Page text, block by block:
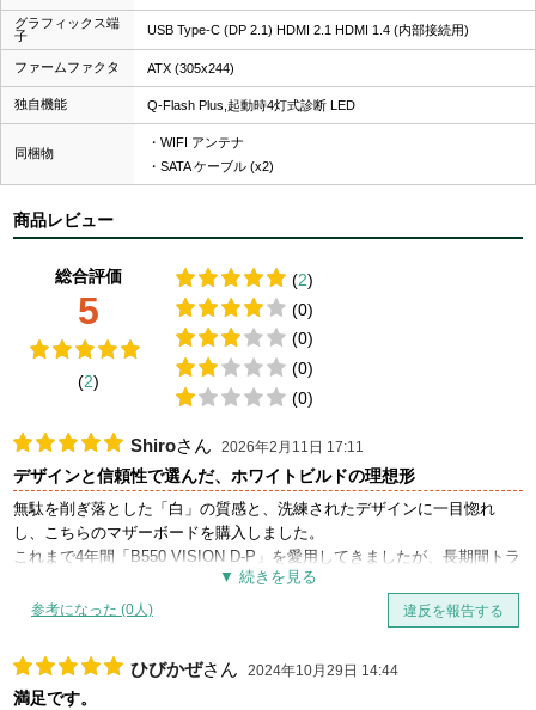
グラフィックス端
子
USB Type-C (DP 2.1) HDMI 2.1 HDMI 1.4 (内部接続用)
ファームファクタ ATX (305x244)
独自機能 Q-Flash Plus,起動時4灯式診断 LED
同梱物
・WIFI アンテナ
・SATA ケーブル (x2)
商品レビュー
総合評価
5
(2)
(2)
(0)
(0)
(0)
(0)
Shiroさん 2026年2月11日 17:11
デザインと信頼性で選んだ、ホワイトビルドの理想形
無駄を削ぎ落とした「白」の質感と、洗練されたデザインに一目惚れ
し、こちらのマザーボードを購入しました。
これまで4年間「B550 VISION D-P」を愛用してきましたが、長期間トラ
ブルもなく安定して動き続けてくれたという実績から、GIGABYTEの
AEROシリーズを選択しました。
購入から組み立てまで随分時間が空いてしまいましたので、2ヶ月に満た
当初はRyzen環境での自作を検討していましたが、デザインに加え、
参考になった (0人) 違反を報告する
ひびかぜさん 2024年10月29日 14:44
満足です。